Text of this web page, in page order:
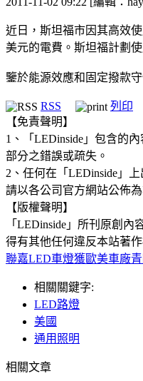
近日，斯坦福市因其高效
美元的電費。斯坦福計劃
鑒於能源效應和固定撥款
RSS 列印
【免責聲明】
1、「LEDinside」包含的
部分之錯誤或疏失。
2、任何在「LEDinside」
請以各公司官方網站公佈為
【版權聲明】
「LEDinside」所刊原創
得有其他任何違反本站著作
聯嘉LED車燈獲歐美車廠
相關關鍵字:
LED路燈
美國
通用照明
相關文章